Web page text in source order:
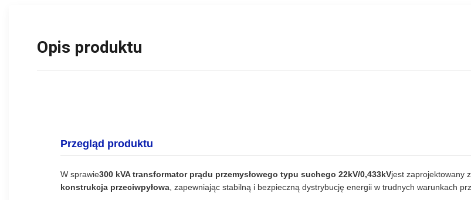
Opis produktu
Przegląd produktu
W sprawie300 kVA transformator prądu przemysłowego typu suchego 22kV/0,433kVjest zaprojektowany z
konstrukcja przeciwpyłowa , zapewniając stabilną i bezpieczną dystrybucję energii w trudnych warunkach